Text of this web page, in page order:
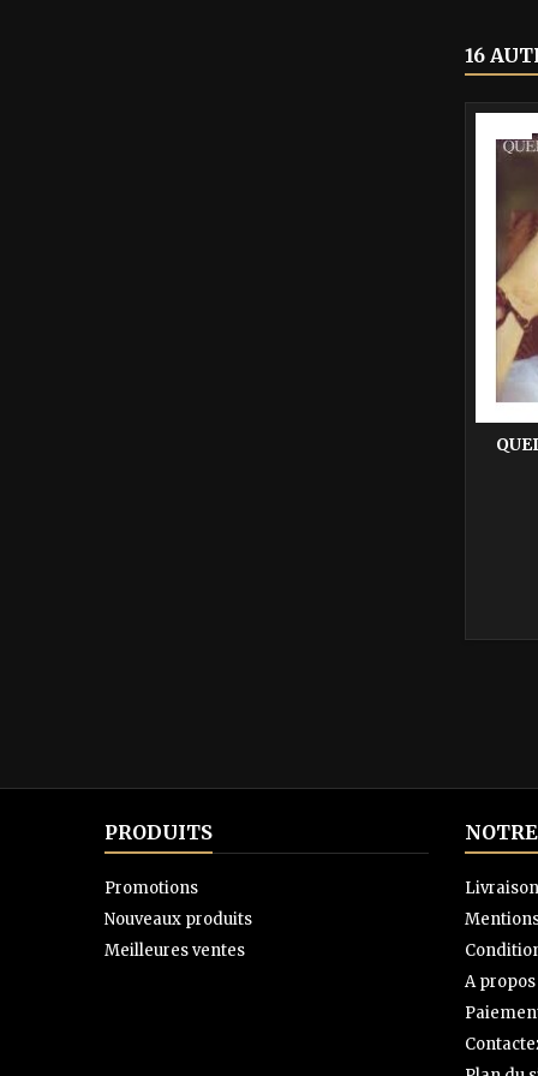
16
PRODUITS
Promotions
Nouveaux produits
Meilleures ventes
Livraison
A propos